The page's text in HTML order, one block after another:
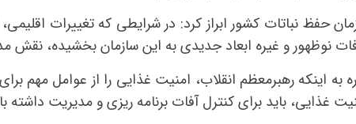
حفظ نباتات کشور ابراز کرد: در شرایطی که تغییرات
نوظهور و غیره ابعاد جدیدی به این سازمان بخشیده، نقش
به اینکه رهبرمعظم انقلاب، امنیت غذایی را از عوامل مهم
غذایی، باید برای کنترل آفات برنامه ریزی و مدیریت داشته